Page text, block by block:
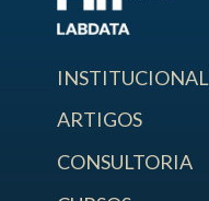
INSTITUCIONAL
ARTIGOS
CONSULTORIA